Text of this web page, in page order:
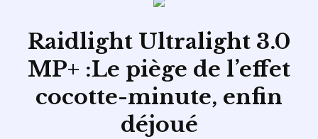
Raidlight Ultralight 3.0
MP+ :Le piège de l’effet
cocotte-minute, enfin
déjoué